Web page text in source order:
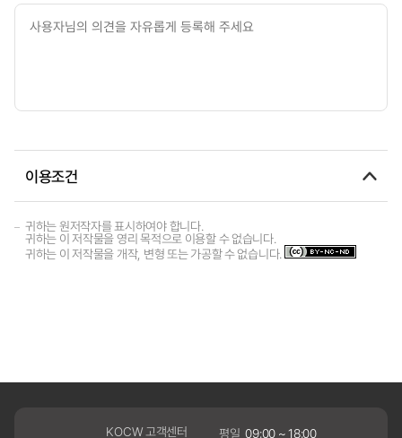
이용조건
귀하는 원저작자를 표시하여야 합니다.
귀하는 이 저작물을 영리 목적으로 이용할 수 없습니다.
귀하는 이 저작물을 개작, 변형 또는 가공할 수 없습니다.
KOCW 고객센터 평일 09:00 ~ 18:00